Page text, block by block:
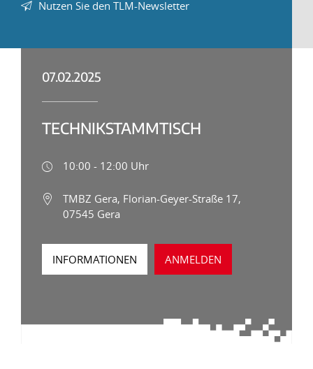
Nutzen Sie den TLM-Newsletter
07.02.2025
TECHNIKSTAMMTISCH
10:00 - 12:00 Uhr
TMBZ Gera, Florian-Geyer-Straße 17,
07545 Gera
INFORMATIONEN ANMELDEN